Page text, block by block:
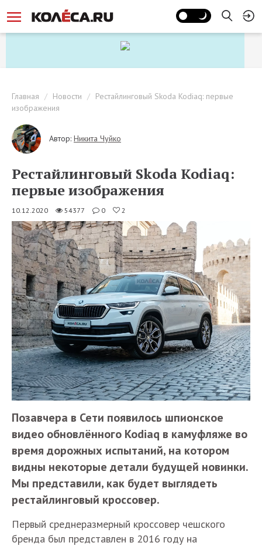
Главная Новости
Рестайлинговый Skoda Kodiaq: первые
изображения
Автор: Никита Чуйко
Рестайлинговый Skoda Kodiaq:
первые изображения
10.12.2020 54377 0 2
Позавчера в Сети появилось шпионское
видео обновлённого Kodiaq в камуфляже во
время дорожных испытаний, на котором
видны некоторые детали будущей новинки.
Мы представили, как будет выглядеть
рестайлинговый кроссовер.
Первый среднеразмерный кроссовер чешского
бренда был представлен в 2016 году на